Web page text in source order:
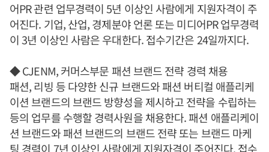
어PR 관련 업무경력이 5년 이상인 사람에게 지원자격이 주
어진다. 기업, 산업, 경제분야 언론 또는 미디어PR 업무경력
이 3년 이상인 사람은 우대한다. 접수기간은 24일까지다.
◆ CJENM, 커머스부문 패션 브랜드 전략 경력 채용
패션, 리빙 등 다양한 신규 브랜드와 패션 버티컬 애플리케
이션 브랜드의 브랜드 방향성을 제시하고 전략을 수립하는
등의 업무를 수행할 경력사원을 채용한다. 패션 애플리케이
션 브랜드와 패션 브랜드의 브랜드 전략 또는 브랜드 마케
팅 경력이 7년 이상인 사람에게 지원자격이 주어진다. 접수